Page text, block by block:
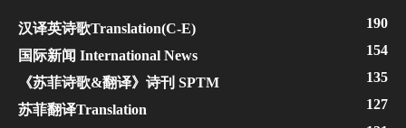
汉译英诗歌Translation(C-E) 190
国际新闻 International News 154
《苏菲诗歌&翻译》诗刊 SPTM 135
苏菲翻译Translation 127